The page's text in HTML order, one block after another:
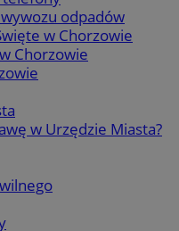
odpadów
w Chorzowie
Chorzowie
w Urzędzie Miasta?